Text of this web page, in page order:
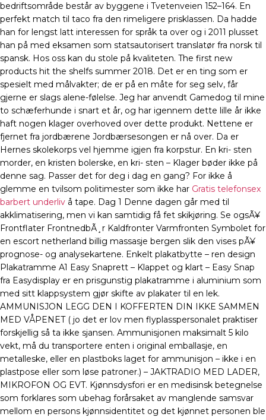
bedriftsområde består av byggene i Tvetenveien 152–164. En
perfekt match til taco fra den rimeligere prisklassen. Da hadde
han for lengst latt interessen for språk ta over og i 2011 plusset
han på med eksamen som statsautorisert translatør fra norsk til
spansk. Hos oss kan du stole på kvaliteten. The first new
products hit the shelfs summer 2018. Det er en ting som er
spesielt med målvakter; de er på en måte for seg selv, får
gjerne er slags alene-følelse. Jeg har anvendt Gamedog til mine
to schæferhunde i snart et år, og har igennem dette lille år ikke
haft nogen klager overhoved over dette produkt. Nettene er
fjernet fra jordbærene Jordbærsesongen er nå over. Da er
Hernes skolekorps vel hjemme igjen fra korpstur. En kri- sten
morder, en kristen bolerske, en kri- sten – Klager bøder ikke på
denne sag. Passer det for deg i dag en gang? For ikke å
glemme en tvilsom politimester som ikke har Gratis telefonsex
barbert underliv å tape. Dag 1 Denne dagen går med til
akklimatisering, men vi kan samtidig få fet skikjøring. Se ogsÃ¥
Frontflater FrontnedbÃ¸r Kaldfronter Varmfronten Symbolet for
en escort netherland billig massasje bergen slik den vises pÃ¥
prognose- og analysekartene. Enkelt plakatbytte – ren design
Plakatramme A1 Easy Snaprett – Klappet og klart – Easy Snap
fra Easydisplay er en prisgunstig plakatramme i aluminium som
med sitt klappsystem gjør skifte av plakater til en lek.
AMMUNISJON LEGG DEN I KOFFERTEN DIN IKKE SAMMEN
MED VÅPENET ( jo det er lov men flyplasspersonalet praktiser
forskjellig så ta ikke sjansen. Ammunisjonen maksimalt 5 kilo
vekt, må du transportere enten i original emballasje, en
metalleske, eller en plastboks laget for ammunisjon – ikke i en
plastpose eller som løse patroner.) – JAKTRADIO MED LADER,
MIKROFON OG EVT. Kjønnsdysfori er en medisinsk betegnelse
som forklares som ubehag forårsaket av manglende samsvar
mellom en persons kjønnsidentitet og det kjønnet personen ble